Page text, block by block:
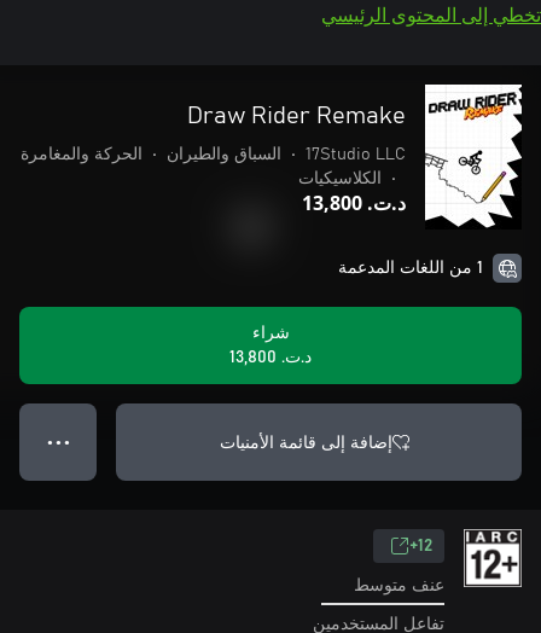
تخطي إلى المحتوى الرئيسي
Draw Rider Remake
17Studio LLC
• السباق والطيران •
الحركة والمغامرة
•
الكلاسيكيات
د.ت.‏ 13,800
1 من اللغات المدعمة
شراء
د.ت.‏ 13,800
إضافة إلى قائمة الأمنيات ● ● ●
12+
عنف متوسط
تفاعل المستخدمين